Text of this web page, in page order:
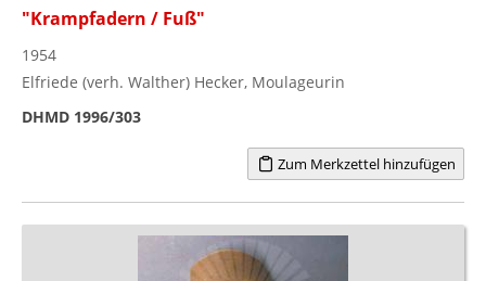
"Krampfadern / Fuß"
1954
Elfriede (verh. Walther) Hecker, Moulageurin
DHMD 1996/303
Zum Merkzettel hinzufügen